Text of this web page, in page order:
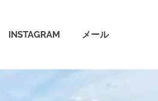
INSTAGRAM メール